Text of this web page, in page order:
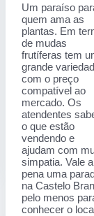
Um paraíso
quem ama as
plantas. Em
de mudas
frutíferas tem
grande
com o preço
compatível ao
mercado. Os
atendentes
o que estão
vendendo e
ajudam com
simpatia. Vale a
pena uma
na Castelo
pelo menos
conhecer o